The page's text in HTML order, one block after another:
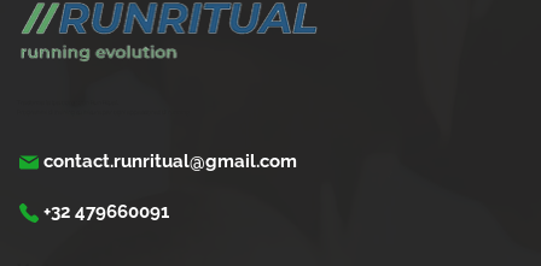
contact.runritual@gmail.com
+32 479660091